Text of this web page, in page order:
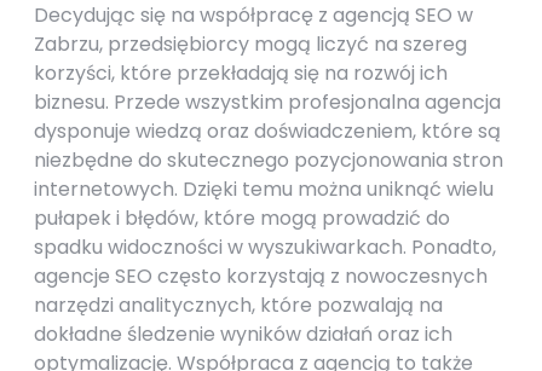
Decydując się na współpracę z agencją SEO w
Zabrzu, przedsiębiorcy mogą liczyć na szereg
korzyści, które przekładają się na rozwój ich
biznesu. Przede wszystkim profesjonalna agencja
dysponuje wiedzą oraz doświadczeniem, które są
niezbędne do skutecznego pozycjonowania stron
internetowych. Dzięki temu można uniknąć wielu
pułapek i błędów, które mogą prowadzić do
spadku widoczności w wyszukiwarkach. Ponadto,
agencje SEO często korzystają z nowoczesnych
narzędzi analitycznych, które pozwalają na
dokładne śledzenie wyników działań oraz ich
optymalizację. Współpraca z agencją to także